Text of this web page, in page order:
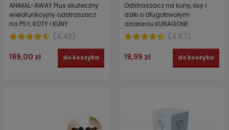
ANIMAL-AWAY Plus skuteczny
wielofunkcyjny odstraszacz
na PSY, KOTY i KUNY
zabezpiecza do 85 m2
(4.42)
199,00 zł do koszyka
Odstraszacz na kuny, lisy i
dziki o długotrwałym
działaniu KUNAGONE
(4.57)
19,99 zł do koszyka